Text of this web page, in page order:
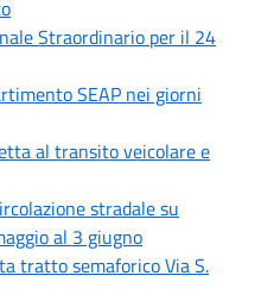
Straordinario per il 24
SEAP nei giorni
al transito veicolare e
stradale su
al 3 giugno
tratto semaforico Via S.